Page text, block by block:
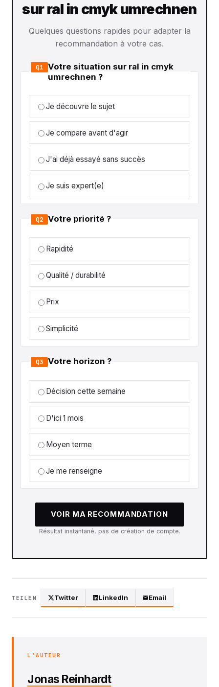
sur ral in cmyk umrechnen
Quelques questions rapides pour adapter la
recommandation à votre cas.
Q1 Votre situation sur ral in cmyk
umrechnen ?
Je découvre le sujet
Je compare avant d'agir
J'ai déjà essayé sans succès
Je suis expert(e)
Q2 Votre priorité ?
Rapidité
Qualité / durabilité
Prix
Simplicité
Q3 Votre horizon ?
Décision cette semaine
D'ici 1 mois
Moyen terme
Je me renseigne
VOIR MA RECOMMANDATION
Résultat instantané, pas de création de compte.
TEILEN Twitter LinkedIn Email
L'AUTEUR
Jonas Reinhardt